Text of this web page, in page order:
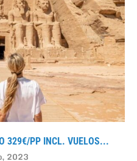
329€/PP INCL. VUELOS...
2023